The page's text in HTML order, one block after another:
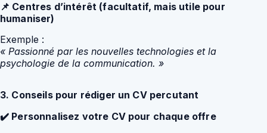
📌 Centres d’intérêt (facultatif, mais utile pour
humaniser)
Exemple :
« Passionné par les nouvelles technologies et la
psychologie de la communication. »
3. Conseils pour rédiger un CV percutant
✔️ Personnalisez votre CV pour chaque offre